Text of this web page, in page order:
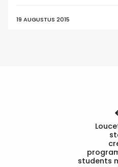
19 AUGUSTUS 2015
students